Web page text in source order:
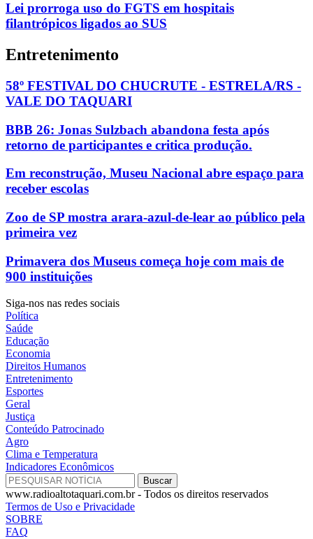
Lei prorroga uso do FGTS em hospitais
filantrópicos ligados ao SUS
Entretenimento
58º FESTIVAL DO CHUCRUTE - ESTRELA/RS -
VALE DO TAQUARI
BBB 26: Jonas Sulzbach abandona festa após
retorno de participantes e critica produção.
Em reconstrução, Museu Nacional abre espaço para
receber escolas
Zoo de SP mostra arara-azul-de-lear ao público pela
primeira vez
Primavera dos Museus começa hoje com mais de
900 instituições
Siga-nos nas redes sociais
Política
Saúde
Educação
Economia
Direitos Humanos
Entretenimento
Esportes
Geral
Justiça
Conteúdo Patrocinado
Agro
Clima e Temperatura
Indicadores Econômicos
www.radioaltotaquari.com.br - Todos os direitos reservados
Termos de Uso e Privacidade
SOBRE
FAQ